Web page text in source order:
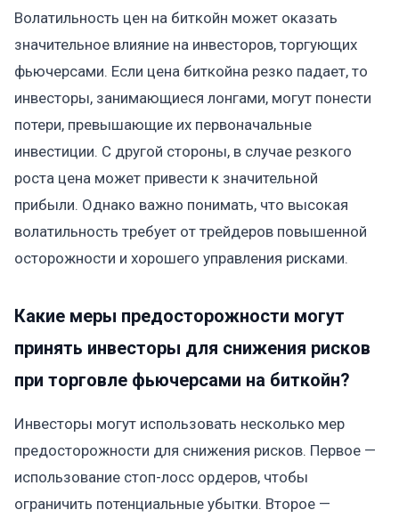
Волатильность цен на биткойн может оказать
значительное влияние на инвесторов, торгующих
фьючерсами. Если цена биткойна резко падает, то
инвесторы, занимающиеся лонгами, могут понести
потери, превышающие их первоначальные
инвестиции. С другой стороны, в случае резкого
роста цена может привести к значительной
прибыли. Однако важно понимать, что высокая
волатильность требует от трейдеров повышенной
осторожности и хорошего управления рисками.
Какие меры предосторожности могут
принять инвесторы для снижения рисков
при торговле фьючерсами на биткойн?
Инвесторы могут использовать несколько мер
предосторожности для снижения рисков. Первое —
использование стоп-лосс ордеров, чтобы
ограничить потенциальные убытки. Второе —